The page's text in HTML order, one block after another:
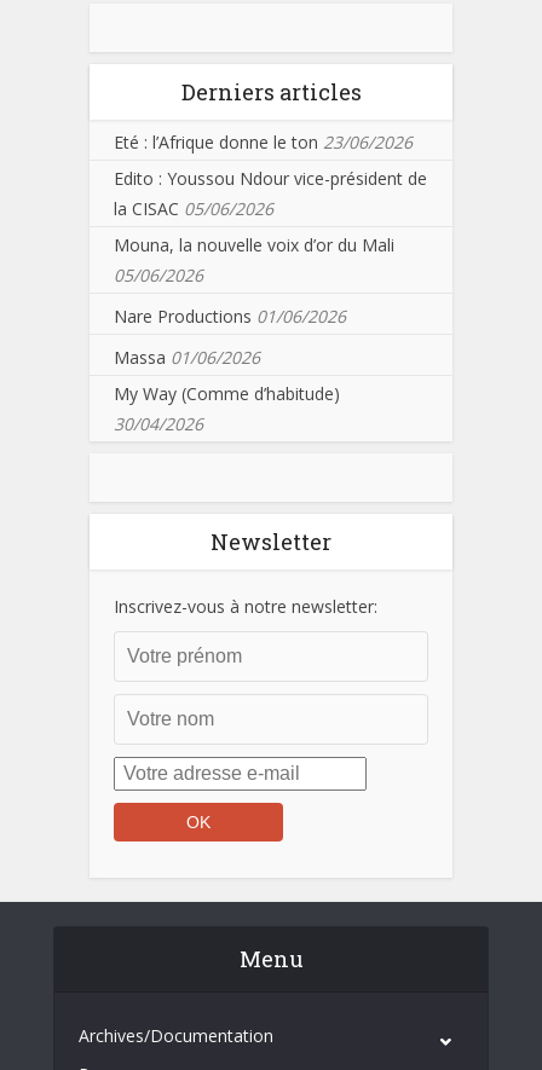
Derniers articles
Eté : l’Afrique donne le ton 23/06/2026
Edito : Youssou Ndour vice-président de
la CISAC 05/06/2026
Mouna, la nouvelle voix d’or du Mali
05/06/2026
Nare Productions 01/06/2026
Massa 01/06/2026
My Way (Comme d’habitude)
30/04/2026
Newsletter
Inscrivez-vous à notre newsletter:
Menu
Archives/Documentation